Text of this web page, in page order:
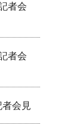
者会
者会
会見